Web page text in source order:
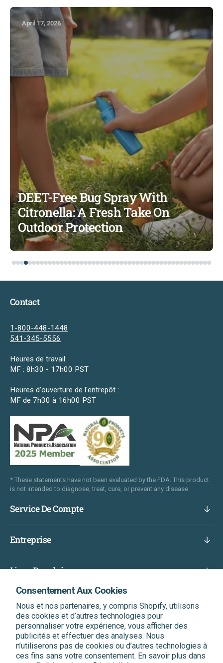
Consentement Aux Cookies
Nous et nos partenaires, y compris Shopify, utilisons
des cookies et d’autres technologies pour
personnaliser votre expérience, vous afficher des
publicités et effectuer des analyses. Nous
n’utiliserons pas de cookies ou d’autres technologies à
ces fins sans votre consentement. En savoir plus dans
April 17, 2026
DEET-Free Bug Spray With
Citronella: A Fresh Take On
Outdoor Protection
Contact
1-800-448-1448
541-345-5556
Heures de travail:
MF : 8h30 - 17h00 PST
Heures d'ouverture de l'entrepôt :
MF de 7h30 à 16h00 PST
* These statements have not been evaluated by the FDA. This product
is not intended to diagnose, treat, cure, or prevent any disease.
Service De Compte
Entreprise
Liens Populaires
Abonnez-Vous Et Bénéficiez D'une Réduction Sur
Votre Prochaine Commande
Soyez le premier informé de nos dernières nouvelles, de
nos offres exclusives et bien plus encore.